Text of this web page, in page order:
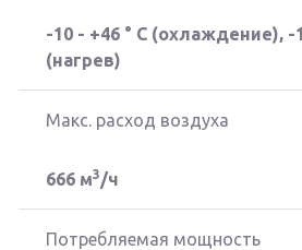
-10 - +46 ° C (охлаждение), -
(нагрев)
Макс. расход воздуха
666 м3/ч
Потребляемая мощность